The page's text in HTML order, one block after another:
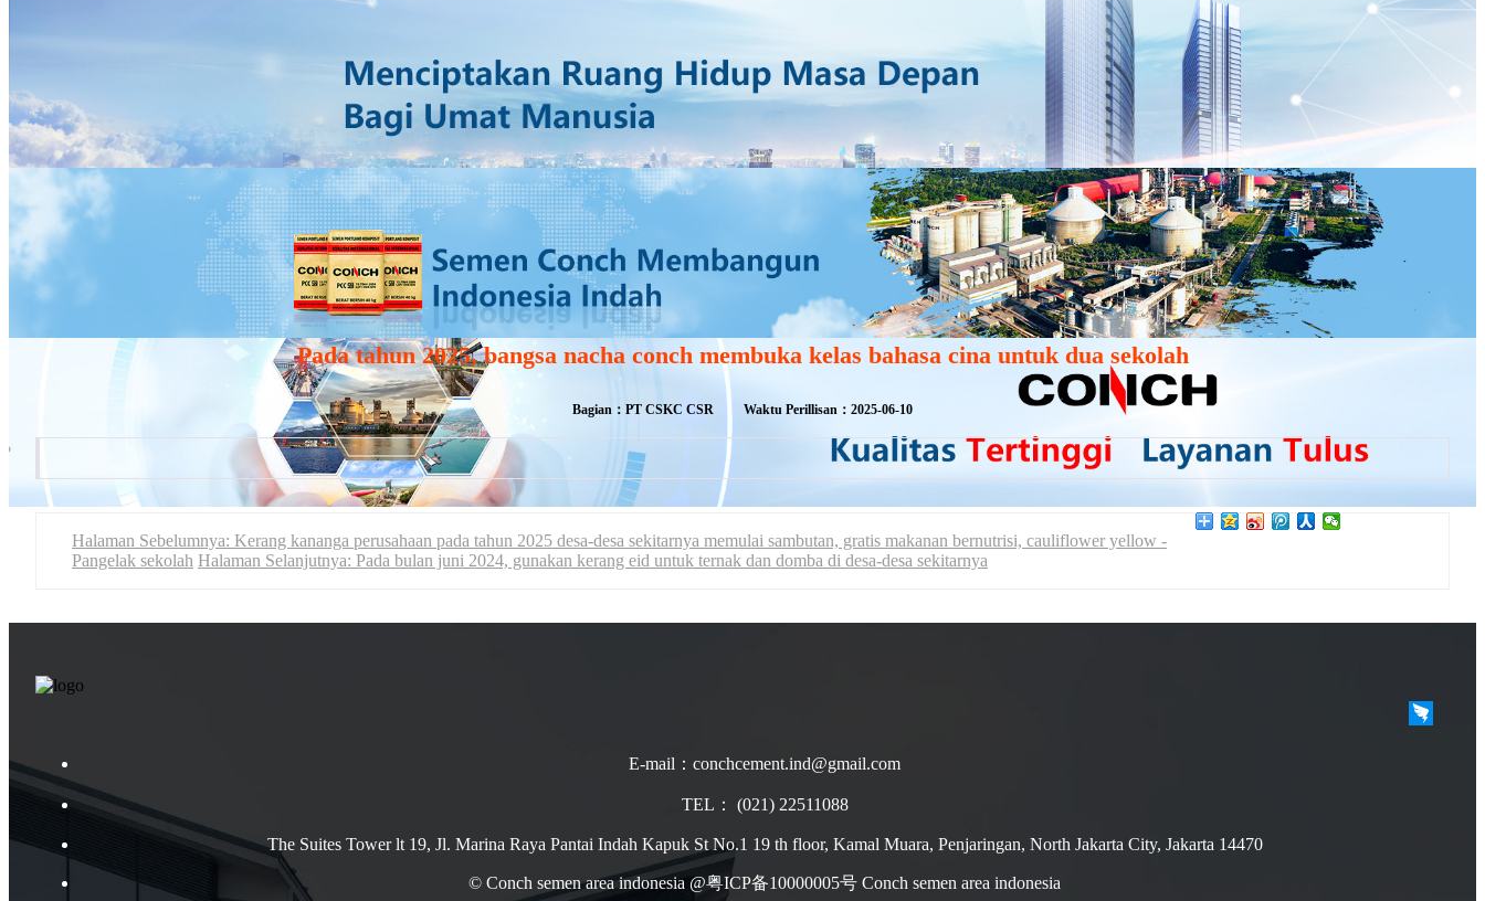
Pada tahun 2025, bangsa nacha conch membuka kelas bahasa cina untuk dua sekolah
Bagian：PT CSKC CSR Waktu Perillisan：2025-06-10
Halaman Sebelumnya: Kerang kananga perusahaan pada tahun 2025 desa-desa sekitarnya memulai sambutan, gratis makanan bernutrisi, cauliflower yellow -
Pangelak sekolah Halaman Selanjutnya: Pada bulan juni 2024, gunakan kerang eid untuk ternak dan domba di desa-desa sekitarnya
E-mail：conchcement.ind@gmail.com
TEL： (021) 22511088
The Suites Tower lt 19, Jl. Marina Raya Pantai Indah Kapuk St No.1 19 th floor, Kamal Muara, Penjaringan, North Jakarta City, Jakarta 14470
© Conch semen area indonesia @粤ICP备10000005号 Conch semen area indonesia